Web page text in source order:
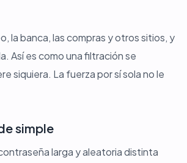
la banca, las compras y otros sitios, y
Así es como una filtración se
siquiera. La fuerza por sí sola no le
simple
larga y aleatoria distinta